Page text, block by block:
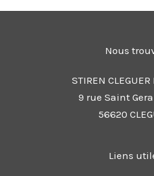
Nous
STIREN CLEGUER
9 rue Saint
56620
Liens